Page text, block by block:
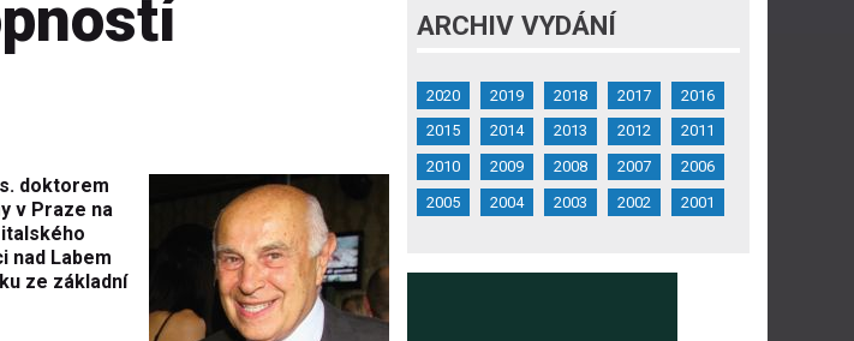
doktorem
v Praze na
nad Labem
ze základní
ARCHIV VYDÁNÍ
2020 2019 2018 2017
2016
2015
2014 2013 2012
2011
2010
2009 2008 2007
2006
2005
2004 2003 2002 2001